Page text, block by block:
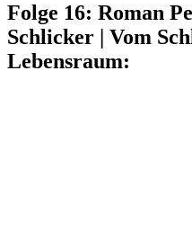
Folge 16: Roman
Schlicker | Vom
Lebensraum: